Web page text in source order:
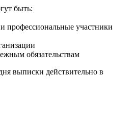
быть:
профессиональные участники
обязательствам
выписки действительно в